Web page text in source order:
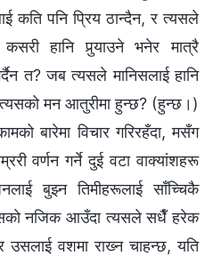
कति पनि प्रिय ठान्दैन, र त्यसले
हानि पुर्‍याउने भनेर मात्रै
त? जब त्यसले मानिसलाई हानि
त्यसको मन आतुरीमा हुन्छ? (हुन्छ।)
बारेमा विचार गरिरहँदा, मसँग
वर्णन गर्ने दुई वटा वाक्यांशहरू
बुझ्‍न तिमीहरूलाई साँच्‍चिकै
नजिक आउँदा त्यसले सधैँ हरेक
उसलाई वशमा राख्‍न चाहन्छ, यति